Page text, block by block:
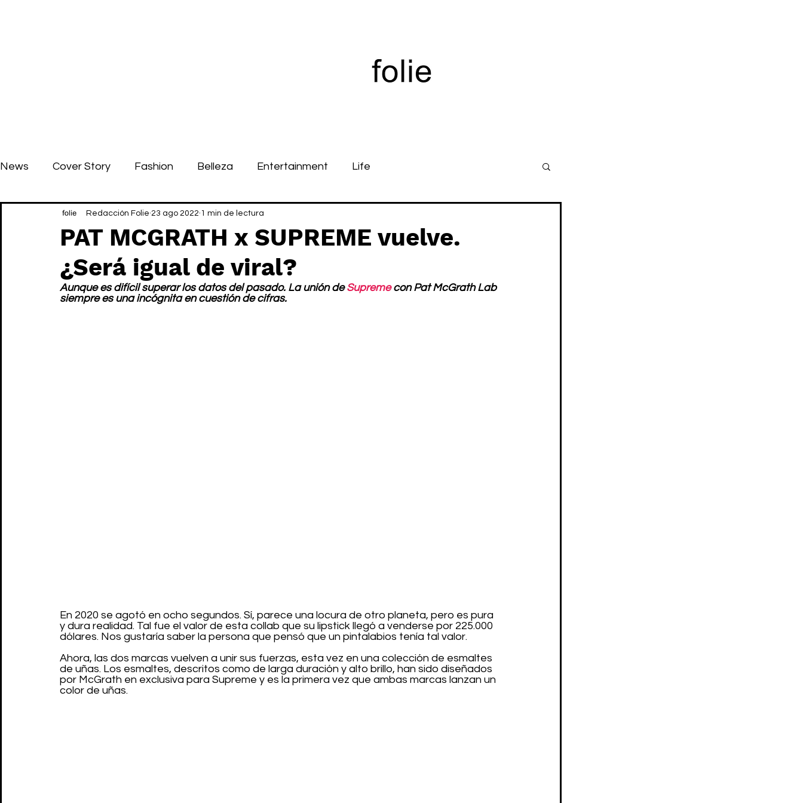
News Cover Story Fashion Belleza Entertainment Life
PAT MCGRATH x SUPREME vuelve.
¿Será igual de viral?
Redacción Folie 23 ago 2022 1 min de lectura
Aunque es difícil superar los datos del pasado. La unión de Supreme con Pat McGrath Lab
siempre es una incógnita en cuestión de cifras.
En 2020 se agotó en ocho segundos. Sí, parece una locura de otro planeta, pero es pura
y dura realidad. Tal fue el valor de esta collab que su lipstick llegó a venderse por 225.000
dólares. Nos gustaría saber la persona que pensó que un pintalabios tenía tal valor.
Ahora, las dos marcas vuelven a unir sus fuerzas, esta vez en una colección de esmaltes
de uñas. Los esmaltes, descritos como de larga duración y alto brillo, han sido diseñados
por McGrath en exclusiva para Supreme y es la primera vez que ambas marcas lanzan un
color de uñas.